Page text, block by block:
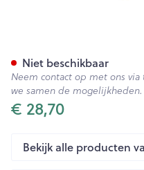
€ 28,70
Niet beschikbaar
Neem contact op met ons
we samen de mogelijkheden.
Bekijk alle producten